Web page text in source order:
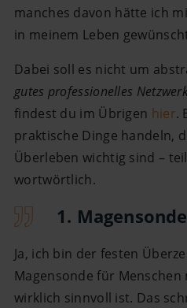
manches davon hätte ich
in meinem Leben
Dabei soll es nicht um
gutes professionelles
findest du im Übrigen hier.
praktische Dinge handeln,
Überleben wichtig sind –
wortwörtlich.
1. Magensonde
Ja, ich bin der festen
Magensonde für Menschen
wirklich sinnvoll ist. Das